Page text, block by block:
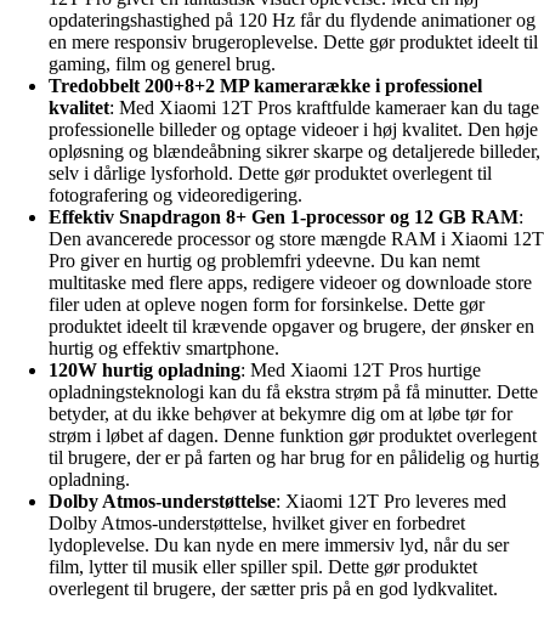
opdateringshastighed på 120 Hz får du flydende animationer og
en mere responsiv brugeroplevelse. Dette gør produktet ideelt til
gaming, film og generel brug.
Tredobbelt 200+8+2 MP kamerarække i professionel
kvalitet: Med Xiaomi 12T Pros kraftfulde kameraer kan du tage
professionelle billeder og optage videoer i høj kvalitet. Den høje
opløsning og blændeåbning sikrer skarpe og detaljerede billeder,
selv i dårlige lysforhold. Dette gør produktet overlegent til
fotografering og videoredigering.
Effektiv Snapdragon 8+ Gen 1-processor og 12 GB RAM:
Den avancerede processor og store mængde RAM i Xiaomi 12T
Pro giver en hurtig og problemfri ydeevne. Du kan nemt
multitaske med flere apps, redigere videoer og downloade store
filer uden at opleve nogen form for forsinkelse. Dette gør
produktet ideelt til krævende opgaver og brugere, der ønsker en
hurtig og effektiv smartphone.
120W hurtig opladning: Med Xiaomi 12T Pros hurtige
opladningsteknologi kan du få ekstra strøm på få minutter. Dette
betyder, at du ikke behøver at bekymre dig om at løbe tør for
strøm i løbet af dagen. Denne funktion gør produktet overlegent
til brugere, der er på farten og har brug for en pålidelig og hurtig
opladning.
Dolby Atmos-understøttelse: Xiaomi 12T Pro leveres med
Dolby Atmos-understøttelse, hvilket giver en forbedret
lydoplevelse. Du kan nyde en mere immersiv lyd, når du ser
film, lytter til musik eller spiller spil. Dette gør produktet
overlegent til brugere, der sætter pris på en god lydkvalitet.